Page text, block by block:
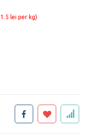
lei per kg)